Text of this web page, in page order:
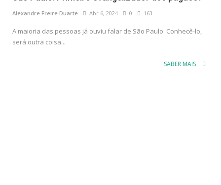
Alexandre Freire Duarte Abr 6, 2024 0 163
A maioria das pessoas já ouviu falar de São Paulo. Conhecê-lo,
será outra coisa...
SABER MAIS